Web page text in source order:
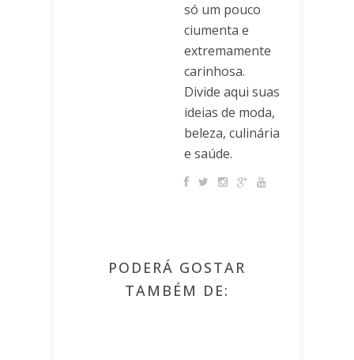
só um pouco
ciumenta e
extremamente
carinhosa.
Divide aqui suas
ideias de moda,
beleza, culinária
e saúde.
PODERÁ GOSTAR
TAMBÉM DE: